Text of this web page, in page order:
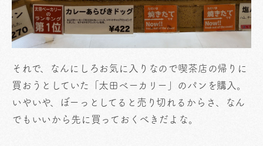
それで、なんにしろお気に入りなので喫茶店の帰りに
買おうとしていた「太田ベーカリー」のパンを購入。
いやいや、ぼーっとしてると売り切れるからさ、なん
でもいいから先に買っておくべきだよな。